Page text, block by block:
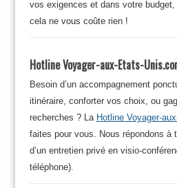
vos exigences et dans votre
cela ne vous coûte rien !
Hotline Voyager-aux-Etats-
Besoin d’un accompagnement
itinéraire, conforter vos choix, ou
recherches ? La Hotline Voyager-
faites pour vous. Nous répondons à
d’un entretien privé en visio-
téléphone).